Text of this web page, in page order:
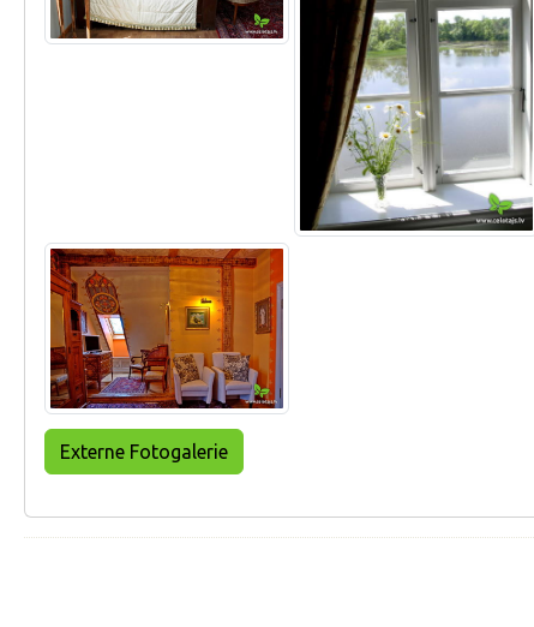
Externe Fotogalerie